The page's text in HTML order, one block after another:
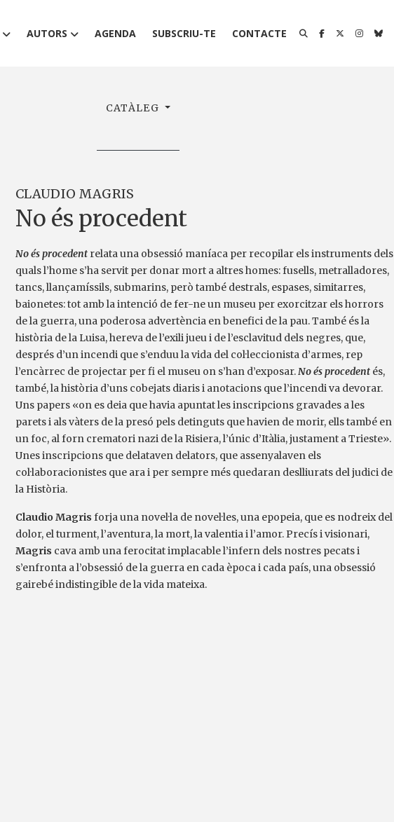
AUTORS AGENDA SUBSCRIU-TE CONTACTE
CATÀLEG
CLAUDIO MAGRIS
No és procedent
No és procedent relata una obsessió maníaca per recopilar els instruments dels
quals l’home s’ha servit per donar mort a altres homes: fusells, metralladores,
tancs, llançamíssils, submarins, però també destrals, espases, simitarres,
baionetes: tot amb la intenció de fer-ne un museu per exorcitzar els horrors
de la guerra, una poderosa advertència en benefici de la pau. També és la
història de la Luisa, hereva de l’exili jueu i de l’esclavitud dels negres, que,
després d’un incendi que s’enduu la vida del col·leccionista d’armes, rep
l’encàrrec de projectar per fi el museu on s’han d’exposar.No és procedent és,
també, la història d’uns cobejats diaris i anotacions que l’incendi va devorar.
Uns papers «on es deia que havia apuntat les inscripcions gravades a les
parets i als vàters de la presó pels detinguts que havien de morir, ells també en
un foc, al forn crematori nazi de la Risiera, l’únic d’Itàlia, justament a Trieste».
Unes inscripcions que delataven delators, que assenyalaven els
col·laboracionistes que ara i per sempre més quedaran deslliurats del judici de
la Història.
Claudio Magris forja una novel·la de novel·les, una epopeia, que es nodreix del
dolor, el turment, l’aventura, la mort, la valentia i l’amor. Precís i visionari,
Magris cava amb una ferocitat implacable l’infern dels nostres pecats i
s’enfronta a l’obsessió de la guerra en cada època i cada país, una obsessió
gairebé indistingible de la vida mateixa.